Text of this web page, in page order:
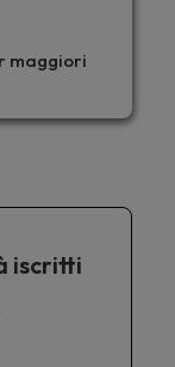
maggiori
iscritti